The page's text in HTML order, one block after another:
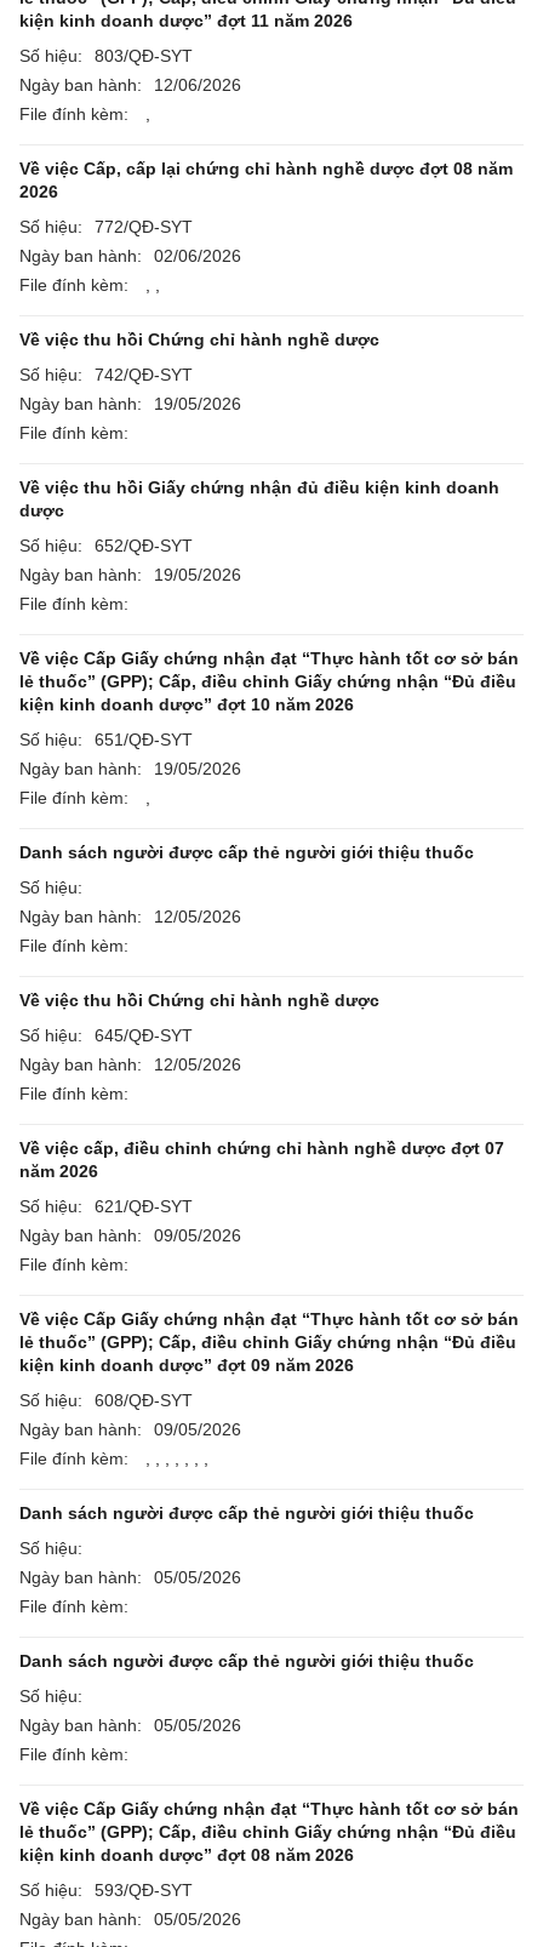
kiện kinh doanh dược” đợt 11 năm 2026
Số hiệu:
803/QĐ-SYT
Ngày ban hành:
12/06/2026
File đính kèm:
Về việc Cấp, cấp lại chứng chỉ hành nghề dược đợt 08 năm
2026
Số hiệu:
772/QĐ-SYT
Ngày ban hành:
02/06/2026
File đính kèm:
Về việc thu hồi Chứng chỉ hành nghề dược
Số hiệu:
742/QĐ-SYT
Ngày ban hành:
19/05/2026
File đính kèm:
Về việc thu hồi Giấy chứng nhận đủ điều kiện kinh doanh
dược
Số hiệu:
652/QĐ-SYT
Ngày ban hành:
19/05/2026
File đính kèm:
Về việc Cấp Giấy chứng nhận đạt “Thực hành tốt cơ sở bán
lẻ thuốc” (GPP); Cấp, điều chỉnh Giấy chứng nhận “Đủ điều
kiện kinh doanh dược” đợt 10 năm 2026
Số hiệu:
651/QĐ-SYT
Ngày ban hành:
19/05/2026
File đính kèm:
Danh sách người được cấp thẻ người giới thiệu thuốc
Số hiệu:
Ngày ban hành:
12/05/2026
File đính kèm:
Về việc thu hồi Chứng chỉ hành nghề dược
Số hiệu:
645/QĐ-SYT
Ngày ban hành:
12/05/2026
File đính kèm:
Về việc cấp, điều chỉnh chứng chỉ hành nghề dược đợt 07
năm 2026
Số hiệu:
621/QĐ-SYT
Ngày ban hành:
09/05/2026
File đính kèm:
Về việc Cấp Giấy chứng nhận đạt “Thực hành tốt cơ sở bán
lẻ thuốc” (GPP); Cấp, điều chỉnh Giấy chứng nhận “Đủ điều
kiện kinh doanh dược” đợt 09 năm 2026
Số hiệu:
608/QĐ-SYT
Ngày ban hành:
09/05/2026
File đính kèm:
Danh sách người được cấp thẻ người giới thiệu thuốc
Số hiệu:
Ngày ban hành:
05/05/2026
File đính kèm:
Danh sách người được cấp thẻ người giới thiệu thuốc
Số hiệu:
Ngày ban hành:
05/05/2026
File đính kèm:
Về việc Cấp Giấy chứng nhận đạt “Thực hành tốt cơ sở bán
lẻ thuốc” (GPP); Cấp, điều chỉnh Giấy chứng nhận “Đủ điều
kiện kinh doanh dược” đợt 08 năm 2026
Số hiệu:
593/QĐ-SYT
Ngày ban hành:
05/05/2026